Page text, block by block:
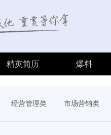
精英简历 爆料
经营管理类 市场营销类